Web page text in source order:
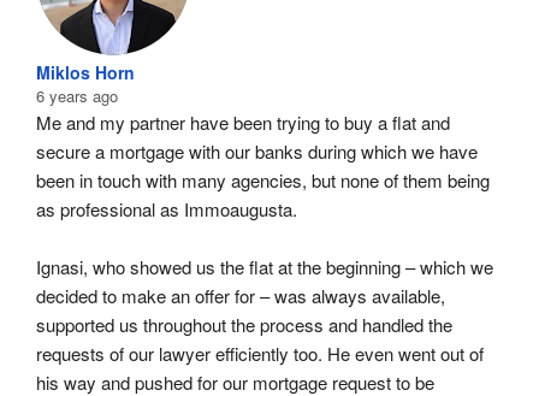
Miklos Horn
6 years ago
Me and my partner have been trying to buy a flat and
secure a mortgage with our banks during which we have
been in touch with many agencies, but none of them being
as professional as Immoaugusta.
Ignasi, who showed us the flat at the beginning – which we
decided to make an offer for – was always available,
supported us throughout the process and handled the
requests of our lawyer efficiently too. He even went out of
his way and pushed for our mortgage request to be